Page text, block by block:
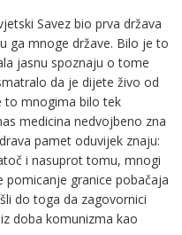
Savez bio prva država
ga mnoge države. Bilo je to
jasnu spoznaju o tome
da je dijete živo od
to mnogima bilo tek
medicina nedvojbeno zna
pamet oduvijek znaju:
i nasuprot tomu, mnogi
pomicanje granice pobačaja
do toga da zagovornici
doba komunizma kao